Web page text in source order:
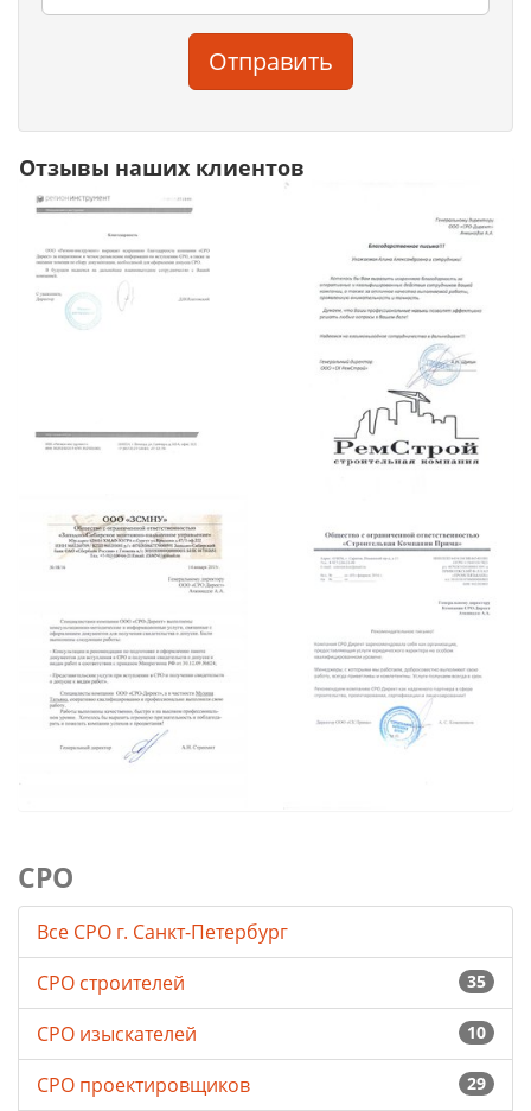
Отправить
Отзывы наших клиентов
СРО
Все СРО г. Санкт-Петербург
35
СРО строителей
10
СРО изыскателей
29
СРО проектировщиков